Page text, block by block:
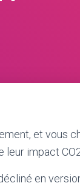
et vous
leur impact
en